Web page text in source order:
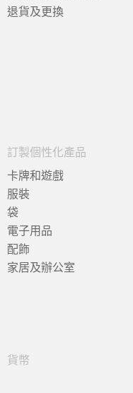
退貨及更換
訂製個性化產品
卡牌和遊戲
服裝
袋
電子用品
配飾
家居及辦公室
貨幣